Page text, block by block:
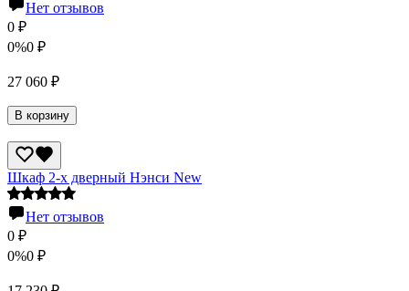
Нет отзывов
0 ₽
0%0 ₽
27 060 ₽
В корзину
Шкаф 2-х дверный Нэнси New
Нет отзывов
0 ₽
0%0 ₽